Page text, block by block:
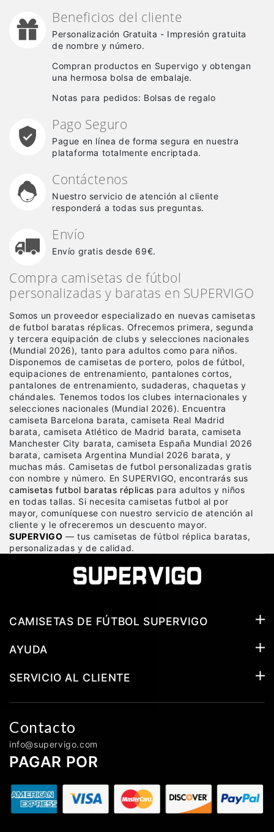
Beneficios del cliente
Personalización Gratuita - Impresión gratuita
de nombre y número.
Compran productos en Supervigo y obtengan
una hermosa bolsa de embalaje.
Notas para pedidos: Bolsas de regalo
Pago Seguro
Pague en línea de forma segura en nuestra
plataforma totalmente encriptada.
Contáctenos
Nuestro servicio de atención al cliente
responderá a todas sus preguntas.
Envío
Envío gratis desde 69€.
Compra camisetas de fútbol
personalizadas y baratas en SUPERVIGO
Somos un proveedor especializado en nuevas camisetas
de futbol baratas réplicas. Ofrecemos primera, segunda
y tercera equipación de clubs y selecciones nacionales
(Mundial 2026), tanto para adultos como para niños.
Disponemos de camisetas de portero, polos de fútbol,
equipaciones de entrenamiento, pantalones cortos,
pantalones de entrenamiento, sudaderas, chaquetas y
chándales. Tenemos todos los clubes internacionales y
selecciones nacionales (Mundial 2026). Encuentra
camiseta Barcelona barata, camiseta Real Madrid
barata, camiseta Atlético de Madrid barata, camiseta
Manchester City barata, camiseta España Mundial 2026
barata, camiseta Argentina Mundial 2026 barata, y
muchas más. Camisetas de futbol personalizadas gratis
con nombre y número. En SUPERVIGO, encontrarás sus
camisetas futbol baratas réplicas para adultos y niños
en todas tallas. Si necesita camisetas futbol al por
mayor, comuníquese con nuestro servicio de atención al
cliente y le ofreceremos un descuento mayor.
SUPERVIGO — tus camisetas de fútbol réplica baratas,
personalizadas y de calidad.
CAMISETAS DE FÚTBOL SUPERVIGO
AYUDA
SERVICIO AL CLIENTE
Contacto
info@supervigo.com
PAGAR POR